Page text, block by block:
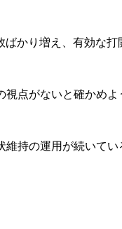
かり増え、有効な打
点がないと確かめよ
持の運用が続いてい